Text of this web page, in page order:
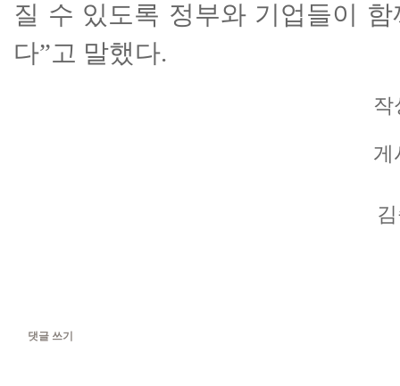
질 수 있도록 정부와 기업들이
다”고 말했다.
작
게
댓글 쓰기